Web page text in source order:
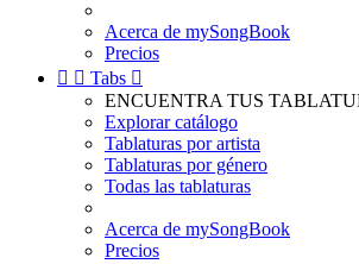
Acerca de mySongBook
Precios
  Tabs 
ENCUENTRA TUS
Explorar catálogo
Tablaturas por artista
Tablaturas por género
Todas las tablaturas
Acerca de mySongBook
Precios